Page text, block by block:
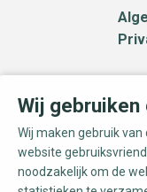
Wij
Wij maken gebruik
website
noodzakelijk om de